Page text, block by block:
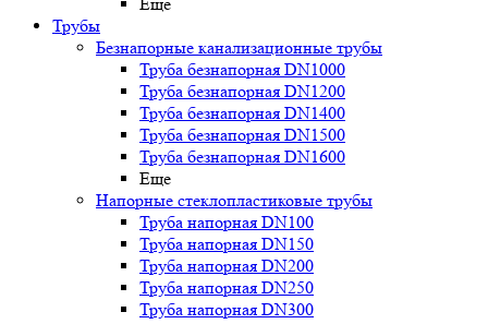
Трубы
Безнапорные канализационные трубы
Труба безнапорная DN1000
Труба безнапорная DN1200
Труба безнапорная DN1400
Труба безнапорная DN1500
Труба безнапорная DN1600
Еще
Напорные стеклопластиковые трубы
Труба напорная DN100
Труба напорная DN150
Труба напорная DN200
Труба напорная DN250
Труба напорная DN300